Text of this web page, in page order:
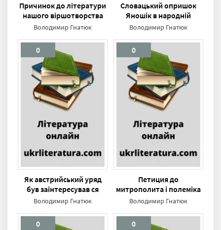
Причинок до літератури
нашого віршотворства
Володимир Гнатюк
Словацький опришок
Яношік в народній
поезиї
Володимир Гнатюк
0
Як австрийський уряд
був заінтересував ся
Бойками
Володимир Гнатюк
0
Петиция до
митрополита і полеміка
з за неї
Володимир Гнатюк
0 0